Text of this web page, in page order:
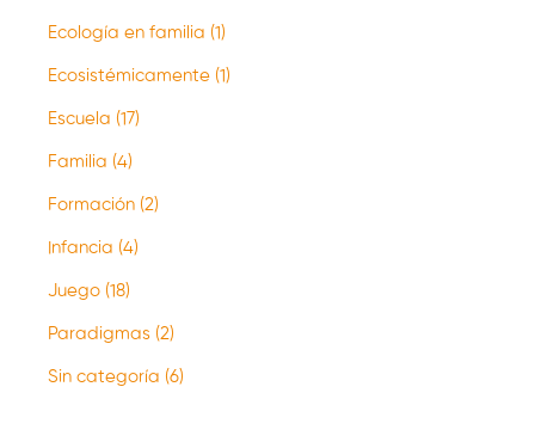
Ecología en familia (1)
Ecosistémicamente (1)
Escuela (17)
Familia (4)
Formación (2)
Infancia (4)
Juego (18)
Paradigmas (2)
Sin categoría (6)